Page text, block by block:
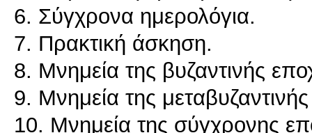
6. Σύγχρονα ημερολόγια.
7. Πρακτική άσκηση.
8. Μνημεία της βυζαντινής
9. Μνημεία της
10. Μνημεία της σύγχρονης